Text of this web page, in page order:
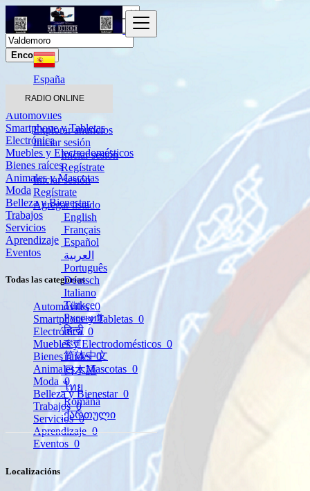
RADIO ONLINE
Explorar anuncios
Iniciar sesión
Iniciar sesión
Regístrate
Iniciar sesión
Regístrate
Agregar listado
English
Français
Español
العربية
Português
Deutsch
Italiano
Türkçe
Русский
हिन्दी
বাংলা
简体中文
日本語
ไทย
Română
ქართული
Encontrar
España
Automóviles
Smartphone y Tabletas
Electrónica
Muebles y Electrodomésticos
Bienes raíces
Animales y Mascotas
Moda
Belleza y Bienestar
Trabajos
Servicios
Aprendizaje
Eventos
Todas las categorías
Automóviles0
Smartphone y Tabletas 0
Electrónica 0
Muebles y Electrodomésticos 0
Bienes raíces0
Animales y Mascotas 0
Moda 0
Belleza y Bienestar 0
Trabajos0
Servicios0
Aprendizaje 0
Eventos 0
Localizacións